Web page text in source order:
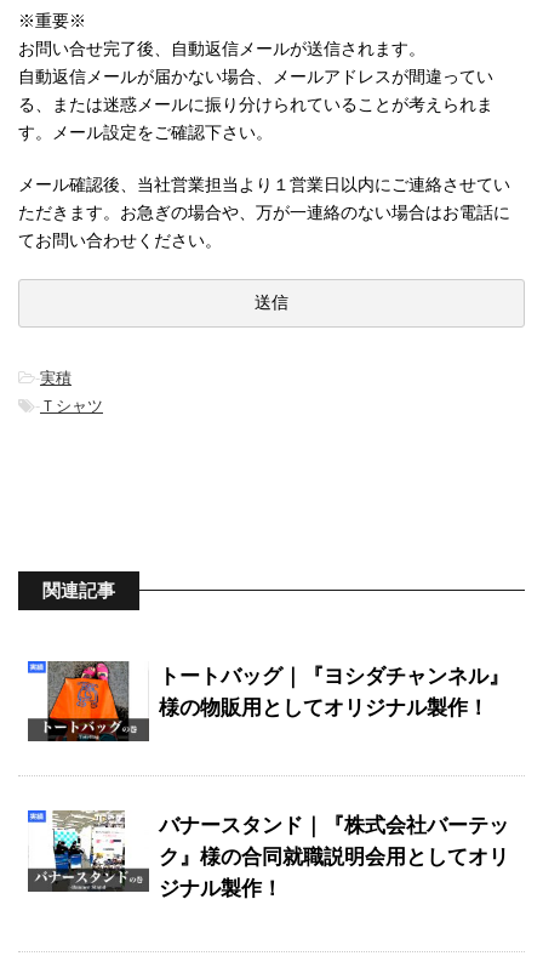
※重要※
お問い合せ完了後、自動返信メールが送信されます。
自動返信メールが届かない場合、メールアドレスが間違ってい
る、または迷惑メールに振り分けられていることが考えられま
す。メール設定をご確認下さい。
メール確認後、当社営業担当より１営業日以内にご連絡させてい
ただきます。お急ぎの場合や、万が一連絡のない場合はお電話に
てお問い合わせください。
-実積
- Ｔシャツ
関連記事
トートバッグ｜『ヨシダチャンネル』
様の物販用としてオリジナル製作！
バナースタンド｜『株式会社バーテッ
ク』様の合同就職説明会用としてオリ
ジナル製作！